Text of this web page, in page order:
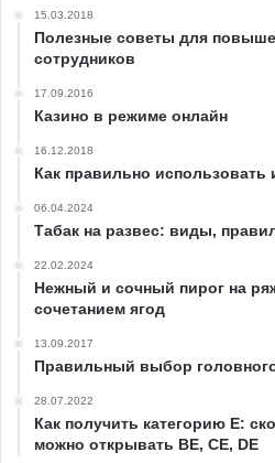
15.03.2018
Полезные советы для
сотрудников
17.09.2016
Казино в режиме онлайн
16.12.2018
Как правильно использовать
06.04.2024
Табак на развес: виды,
22.02.2024
Нежный и сочный пирог на
сочетанием ягод
13.09.2017
Правильный выбор
28.07.2022
Как получить категорию Е:
можно открывать ВЕ, СЕ, DE